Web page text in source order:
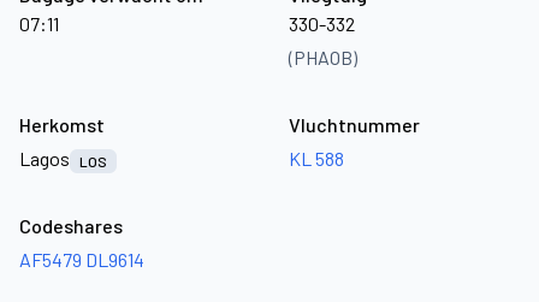
07:11
330-332
(PHAOB)
Herkomst
Lagos
LOS
Vluchtnummer
KL 588
Codeshares
AF5479 DL9614